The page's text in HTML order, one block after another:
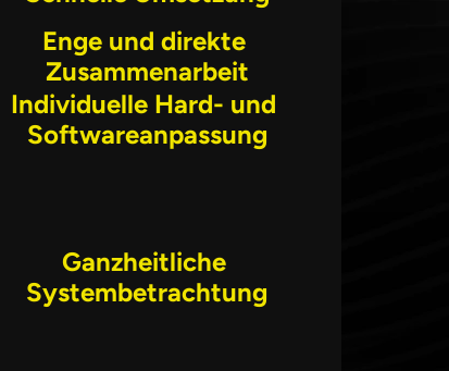
Enge und direkte
Zusammenarbeit
Individuelle Hard- und
Softwareanpassung
Ganzheitliche
Systembetrachtung